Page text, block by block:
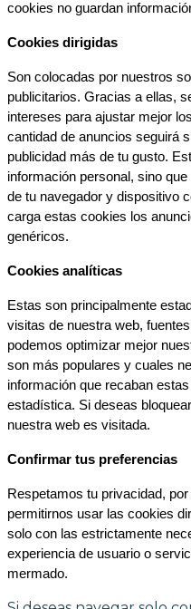
cookies no guardan
Cookies dirigidas
Son colocadas por nuestros
publicitarios. Gracias a ellas,
intereses para ajustar mejor
cantidad de anuncios seguirá
publicidad más de tu gusto.
información personal, sino
de tu navegador y dispositivo
carga estas cookies los
genéricos.
Cookies analíticas
Estas son principalmente
visitas de nuestra web,
podemos optimizar mejor
son más populares y cuales
información que recaban
estadística. Si deseas
nuestra web es visitada.
Confirmar tus preferencias
Respetamos tu privacidad,
permitirnos usar las cookies
solo con las estrictamente
experiencia de usuario o
mermado.